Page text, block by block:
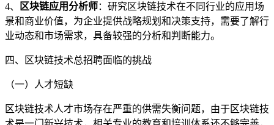
4、 区块链应用分析师：研究区块链技术在不同行业的应用场
景和商业价值，为企业提供战略规划和决策支持，需要了解行
业动态和市场需求，具备较强的分析和判断能力。
四、区块链技术总招聘面临的挑战
（一）人才短缺
区块链技术人才市场存在严重的供需失衡问题，由于区块链技